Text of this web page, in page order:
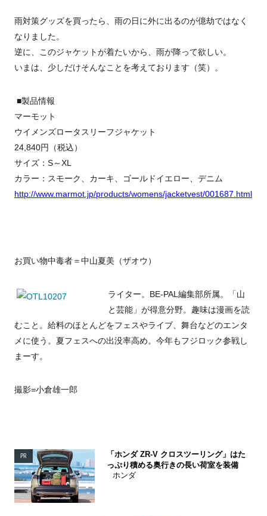
雨対策グッズを買ったら、雨の日に外に出るのが億劫ではなく
なりました。
逆に、このジャケットが着たいから、雨が降って欲しい。
いまは、少しだけそんなことを考えております（笑）。
■製品情報
マーモット
ウイメンズロータスリーフジャケット
24,840円（税込）
サイズ：S～XL
カラー：スモーク、カーキ、ゴールドイエロー、デニム
http://www.marmot.jp/products/womens/jacketvest/001687.html
お買い物中毒者＝中山夏美（ザオウ）
ライター。BE-PAL編集部所属。「山
と芸能」が得意分野。趣味は漫画を読
むこと。給料のほとんどをフェスやライブ、舞台などのエンタ
メに使う。夏フェスへの出没率高め。今年もフジロック参戦し
まーす。
撮影=小倉雄一郎
PR
「ホンダ ZR-V クロスツーリング」はた
っぷり積める奥行きの長い荷室を装備
ホンダ